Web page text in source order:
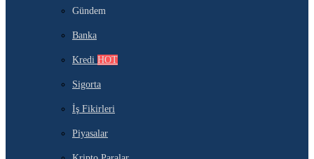
Gündem
Banka
Kredi HOT
Sigorta
İş Fikirleri
Piyasalar